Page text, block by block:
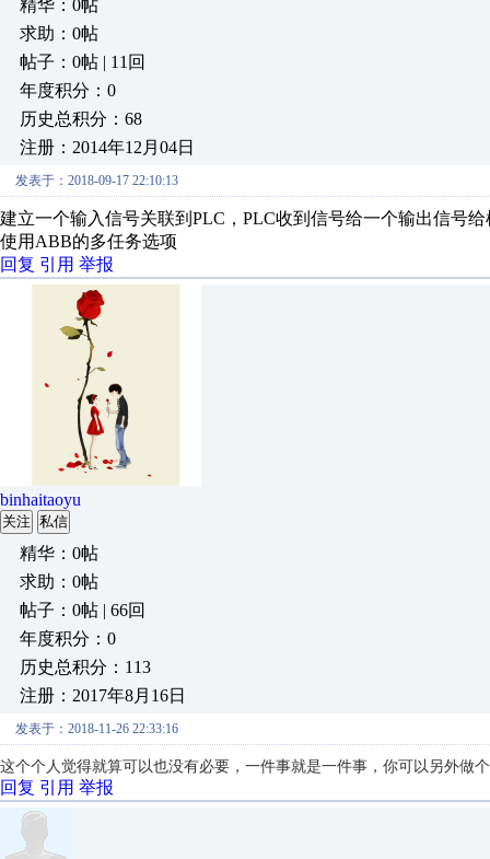
精华：0帖
求助：0帖
帖子：0帖 | 11回
年度积分：0
历史总积分：68
注册：2014年12月04日
发表于：2018-09-17 22:10:13
建立一个输入信号关联到PLC，PLC收到信号给一个输出信号
使用ABB的多任务选项
回复 引用 举报
binhaitaoyu
关注 私信
精华：0帖
求助：0帖
帖子：0帖 | 66回
年度积分：0
历史总积分：113
注册：2017年8月16日
发表于：2018-11-26 22:33:16
这个个人觉得就算可以也没有必要，一件事就是一件事，你可以另外做
回复 引用 举报